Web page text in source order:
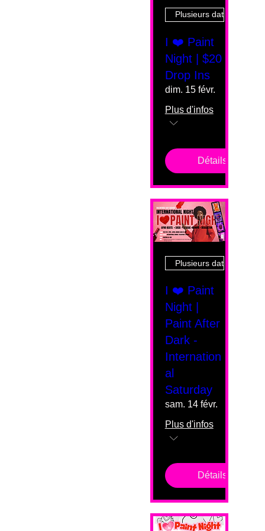
Plusieurs dates
I ❤️ Paint
Night | $20
Drop Ins
dim. 15 févr.
Plus d'infos
Détails
Plusieurs dates
I ❤️ Paint
Night |
Paint After
Dark -
Internation
al
Saturday
sam. 14 févr.
Plus d'infos
Détails